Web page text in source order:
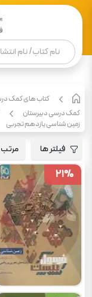
کتاب های کمک
کمک درسی دبیرستان
زمین شناسی یازدهم تجربی
فیلتر ها
21%
21%